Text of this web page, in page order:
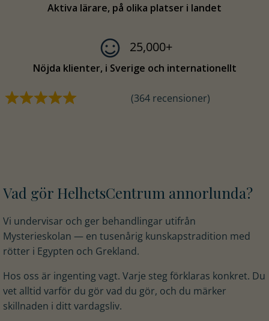
Aktiva lärare, på olika platser i landet
25,000+
Nöjda klienter, i Sverige och internationellt
(364 recensioner)
Vad gör HelhetsCentrum annorlunda?
Vi undervisar och ger behandlingar utifrån
Mysterieskolan — en tusenårig kunskapstradition med
rötter i Egypten och Grekland.
Hos oss är ingenting vagt. Varje steg förklaras konkret. Du
vet alltid varför du gör vad du gör, och du märker
skillnaden i ditt vardagsliv.